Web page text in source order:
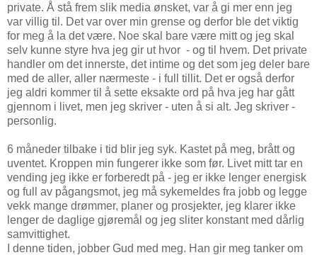
private. Å stå frem slik media ønsket, var å gi mer enn jeg
var villig til. Det var over min grense og derfor ble det viktig
for meg å la det være. Noe skal bare være mitt og jeg skal
selv kunne styre hva jeg gir ut hvor - og til hvem. Det private
handler om det innerste, det intime og det som jeg deler bare
med de aller, aller nærmeste - i full tillit. Det er også derfor
jeg aldri kommer til å sette eksakte ord på hva jeg har gått
gjennom i livet, men jeg skriver - uten å si alt. Jeg skriver -
personlig.
6 måneder tilbake i tid blir jeg syk. Kastet på meg, brått og
uventet. Kroppen min fungerer ikke som før. Livet mitt tar en
vending jeg ikke er forberedt på - jeg er ikke lenger energisk
og full av pågangsmot, jeg må sykemeldes fra jobb og legge
vekk mange drømmer, planer og prosjekter, jeg klarer ikke
lenger de daglige gjøremål og jeg sliter konstant med dårlig
samvittighet.
I denne tiden, jobber Gud med meg. Han gir meg tanker om